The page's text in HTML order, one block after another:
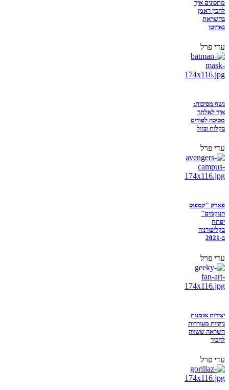
מתכונים איך
להכין ראמן
בהשראת
נארוטו
עדי פרל
נשף מסיכות:
איך לאלתר
מסיכה לפורים
בקלות ובזול
עדי פרל
פארק "קמפוס
הנוקמים"
יפתח
בקליפורניה
ב-2021
עדי פרל
יצירות אומנות
גיקיות מעוררות
השראה ששווה
להכיר
עדי פרל